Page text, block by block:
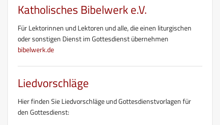
Katholisches Bibelwerk e.V.
Für Lektorinnen und Lektoren und alle, die einen liturgischen
oder sonstigen Dienst im Gottesdienst übernehmen
bibelwerk.de
Liedvorschläge
Hier finden Sie Liedvorschläge und Gottesdienstvorlagen für
den Gottesdienst: